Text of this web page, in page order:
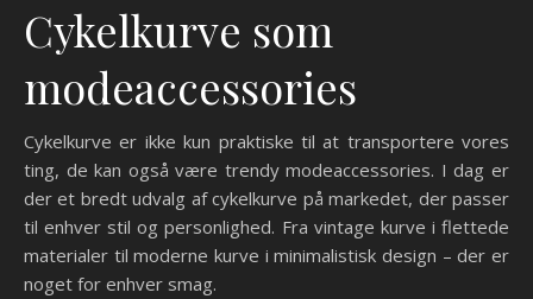
Cykelkurve som
modeaccessories
Cykelkurve er ikke kun praktiske til at transportere vores
ting, de kan også være trendy modeaccessories. I dag er
der et bredt udvalg af cykelkurve på markedet, der passer
til enhver stil og personlighed. Fra vintage kurve i flettede
materialer til moderne kurve i minimalistisk design – der er
noget for enhver smag.